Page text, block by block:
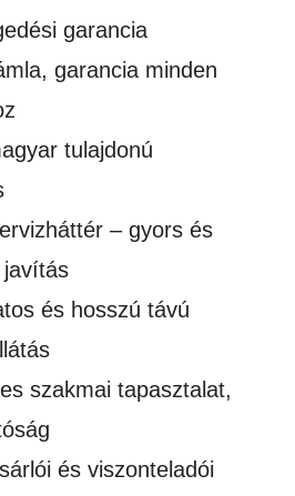
garancia
garancia minden
tulajdonú
– gyors és
és hosszú távú
szakmai tapasztalat,
és viszonteladói